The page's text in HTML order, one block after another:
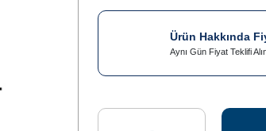
Ürün Hakkında
Aynı Gün Fiyat Teklifi